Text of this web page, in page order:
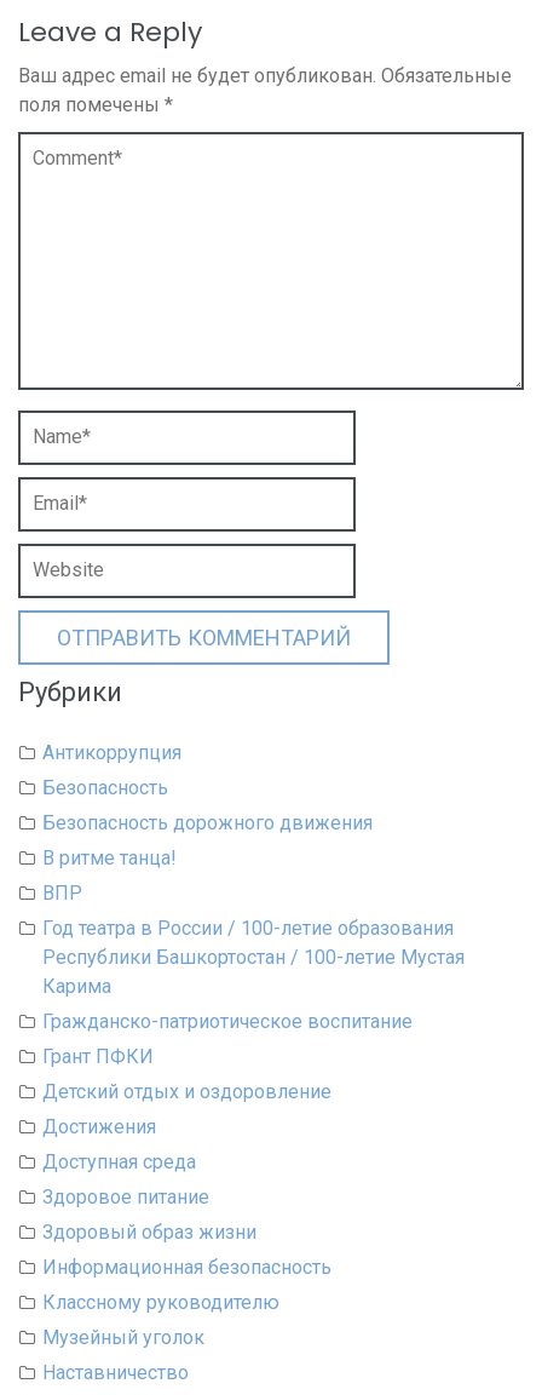
Leave a Reply
Ваш адрес email не будет опубликован. Обязательные
поля помечены *
Рубрики
Антикоррупция
Безопасность
Безопасность дорожного движения
В ритме танца!
ВПР
Год театра в России / 100-летие образования
Республики Башкортостан / 100-летие Мустая
Карима
Гражданско-патриотическое воспитание
Грант ПФКИ
Детский отдых и оздоровление
Достижения
Доступная среда
Здоровое питание
Здоровый образ жизни
Информационная безопасность
Классному руководителю
Музейный уголок
Наставничество